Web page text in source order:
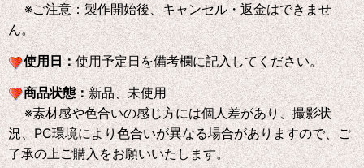
※ご注意：製作開始後、キャンセル・返金はできませ
ん。
使用日：使用予定日を備考欄に記入してください。
商品状態：新品、未使用
※素材感や色合いの感じ方には個人差があり、撮影状
況、PC環境により色合いが異なる場合がありますので、ご
了承の上ご購入をお願いいたします。